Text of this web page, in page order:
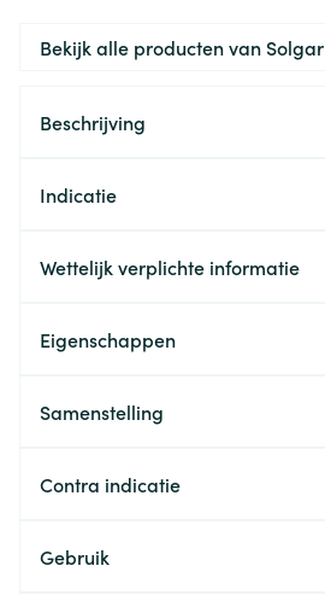
Bekijk alle producten van Solgar
Beschrijving
Indicatie
Wettelijk verplichte informatie
Eigenschappen
Samenstelling
Contra indicatie
Gebruik